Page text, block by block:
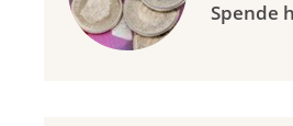
Spende